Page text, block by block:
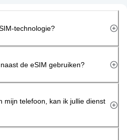
technologie?
de eSIM gebruiken?
mijn telefoon, kan ik jullie dienst